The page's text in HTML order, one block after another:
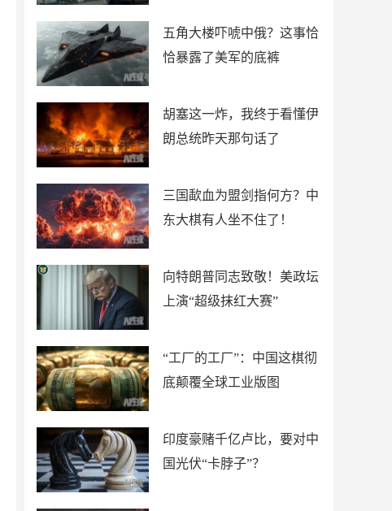
五角大楼吓唬中俄？这事恰
恰暴露了美军的底裤
胡塞这一炸，我终于看懂伊
朗总统昨天那句话了
三国歃血为盟剑指何方？中
东大棋有人坐不住了！
向特朗普同志致敬！美政坛
上演“超级抹红大赛”
“工厂的工厂”：中国这棋彻
底颠覆全球工业版图
印度豪赌千亿卢比，要对中
国光伏“卡脖子”？